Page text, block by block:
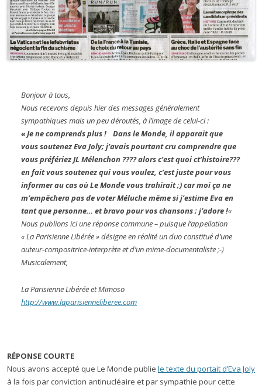
Bonjour à tous,
Nous recevons depuis hier des messages généralement
sympathiques mais un peu déroutés, à l’image de celui-ci :
« Je ne comprends plus ! Dans le Monde, il apparait que
vous soutenez Eva Joly; j’avais pourtant cru comprendre que
vous préfériez JL Mélenchon ???? alors c’est quoi ct’histoire???
en fait vous soutenez qui vous voulez, c’est juste pour vous
informer au cas où Le Monde vous trahirait ;) car moi ça ne
m’empêchera pas de voter Méluche même si j’estime Eva en
tant que personne… et bravo pour vos chansons ; j’adore !«
Nous publions ici une réponse commune – puisque l’appellation
« La Parisienne Libérée » désigne en réalité un duo constitué d’une
auteur-compositrice-interprète et d’un mime-documentaliste ;-)
Musicalement,
La Parisienne Libérée et Mimoso
http://www.laparisienneliberee.com
RÉPONSE COURTE
Nous avons accepté que Le Monde publie le texte du portait d’Eva Joly
à la fois par conviction antinucléaire et par sympathie pour cette